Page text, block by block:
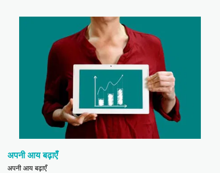
अपनी आय बढ़ाएँ
अपनी आय बढ़ाएँ